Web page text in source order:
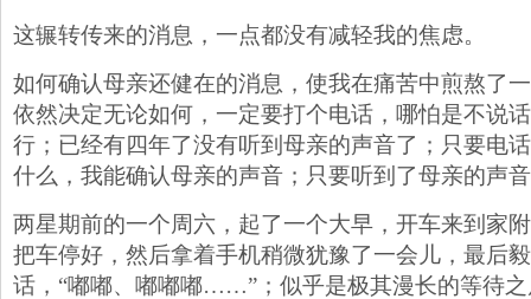
这辗转传来的消息，一点都没有减轻我的焦虑。
如何确认母亲还健在的消息，使我在痛苦中煎熬了
依然决定无论如何，一定要打个电话，哪怕是不说
行；已经有四年了没有听到母亲的声音了；只要电
什么，我能确认母亲的声音；只要听到了母亲的声
两星期前的一个周六，起了一个大早，开车来到家
把车停好，然后拿着手机稍微犹豫了一会儿，最后
话，“嘟嘟、嘟嘟嘟……”；似乎是极其漫长的等待